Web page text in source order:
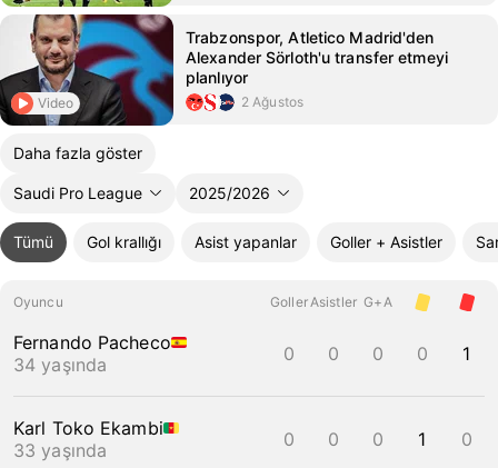
Video
Trabzonspor, Atletico Madrid'den
Alexander Sörloth'u transfer etmeyi
planlıyor
2 Ağustos
Daha fazla göster
Saudi Pro League 2025/2026
Tümü Gol krallığı Asist yapanlar Goller + Asistler
Oyuncu GollerAsistler G+A
Fernando Pacheco
34 yaşında
0 0 0 0 1
Karl Toko Ekambi
33 yaşında
0 0 0 1 0